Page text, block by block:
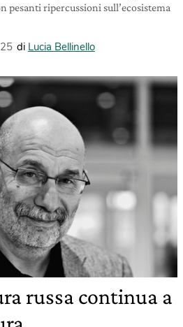
pesanti ripercussioni sull’ecosistema
di Lucia Bellinello
russa continua a